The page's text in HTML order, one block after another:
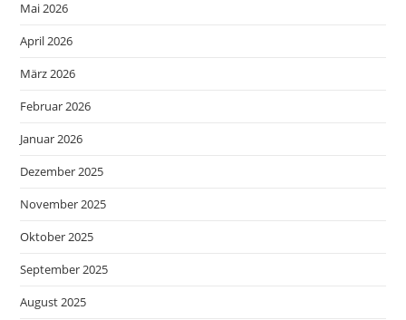
Mai 2026
April 2026
März 2026
Februar 2026
Januar 2026
Dezember 2025
November 2025
Oktober 2025
September 2025
August 2025